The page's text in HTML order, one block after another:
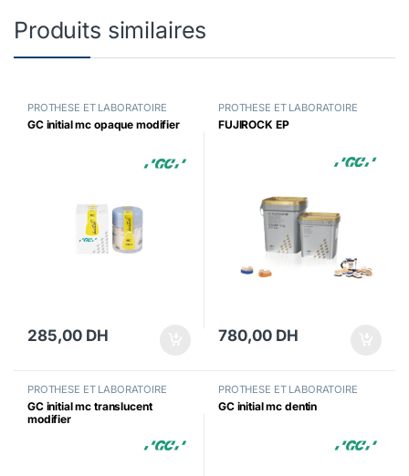
Produits similaires
PROTHESE ET LABORATOIRE
GC initial mc opaque modifier
285,00 DH
PROTHESE ET LABORATOIRE
FUJIROCK EP
780,00 DH
PROTHESE ET LABORATOIRE
GC initial mc translucent
modifier
PROTHESE ET LABORATOIRE
GC initial mc dentin